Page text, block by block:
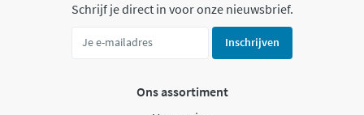
Schrijf je direct in voor onze nieuwsbrief.
Inschrijven
Ons assortiment